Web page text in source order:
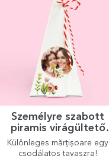
Személyre szabott
piramis virágültető
készletek
Különleges mărțișoare egy
csodálatos tavaszra!